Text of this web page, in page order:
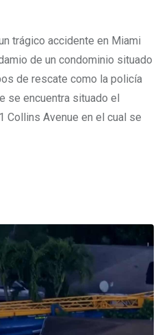
trágico accidente en Miami
de un condominio situado
de rescate como la policía
se encuentra situado el
Collins Avenue en el cual se